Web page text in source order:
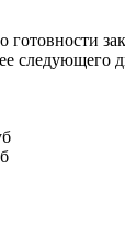
готовности
следующего